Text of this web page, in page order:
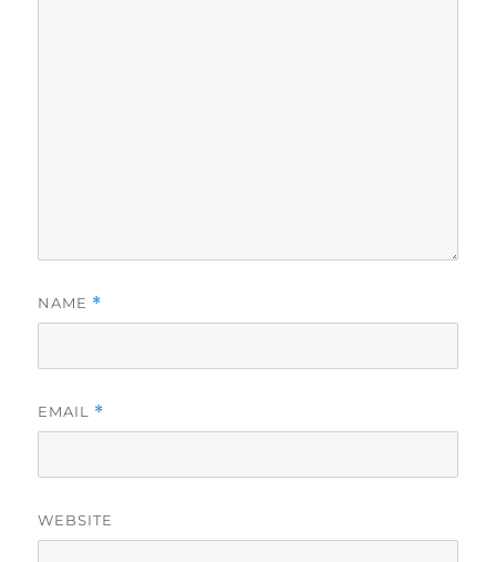
NAME *
EMAIL *
WEBSITE